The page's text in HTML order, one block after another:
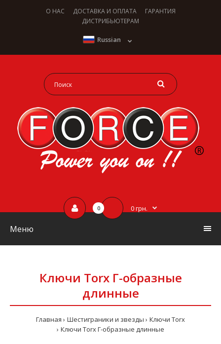
О НАС ДОСТАВКА И ОПЛАТА
ГАРАНТИЯ
ДИСТРИБЬЮТЕРАМ
Russian
0 0 грн.
Меню
Ключи Torx Г-образные
длинные
Главная Шестиграники и звезды
Ключи Torx
Ключи Torx Г-образные длинные